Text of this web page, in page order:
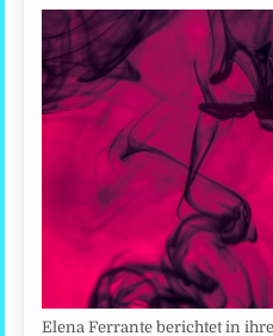
Elena Ferrante berichtet in